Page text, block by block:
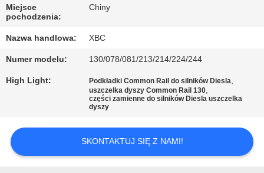
KONTROLA
JAKOŚCI
SKONTAKTUJ
SIĘ
NAMI
AKTUALNOŚCI
Miejsce
pochodzenia:
Chiny
Nazwa handlowa: XBC
Numer modelu: 130/078/081/213/214/224/244
High Light: Podkładki Common Rail do silników Diesla,
uszczelka dyszy Common Rail 130,
części zamienne do silników Diesla uszczelka
dyszy
SKONTAKTUJ SIĘ Z NAMI!